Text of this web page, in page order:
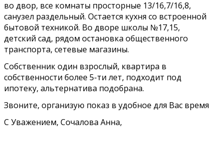
во двор, все комнаты просторные 13/16,7/16,8,
санузел раздельный. Остается кухня со встроенной
бытовой техникой. Во дворе школы №17,15,
детский сад, рядом остановка общественного
транспорта, сетевые магазины.
Собственник один взрослый, квартира в
собственности более 5-ти лет, подходит под
ипотеку, альтернатива подобрана.
Звоните, организую показ в удобное для Вас время
С Уважением, Сочалова Анна,